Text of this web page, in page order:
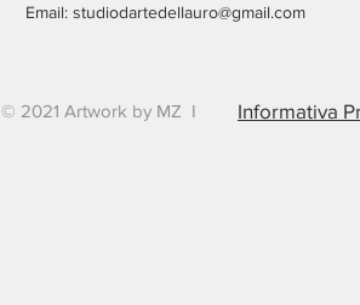
Email: studiodartedellauro@gmail.com
© 2021 Artwork by MZ I Informativa